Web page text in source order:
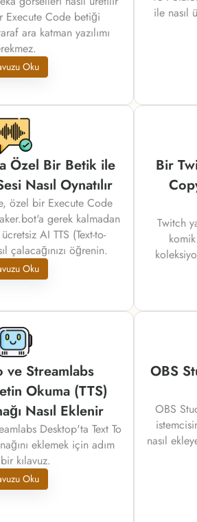
Code betiği
ara katman yazılımı
Oku
ile nasıl
Özel Bir Betik ile
Nasıl Oynatılır
özel bir Execute Code
gerek kalmadan
AI TTS (Text-to-
çalacağınızı öğrenin.
Oku
Bir
Twitch
ve Streamlabs
Okuma (TTS)
Nasıl Eklenir
Desktop'ta Text To
eklemek için adım
kılavuz.
Oku
OBS
OBS
nasıl